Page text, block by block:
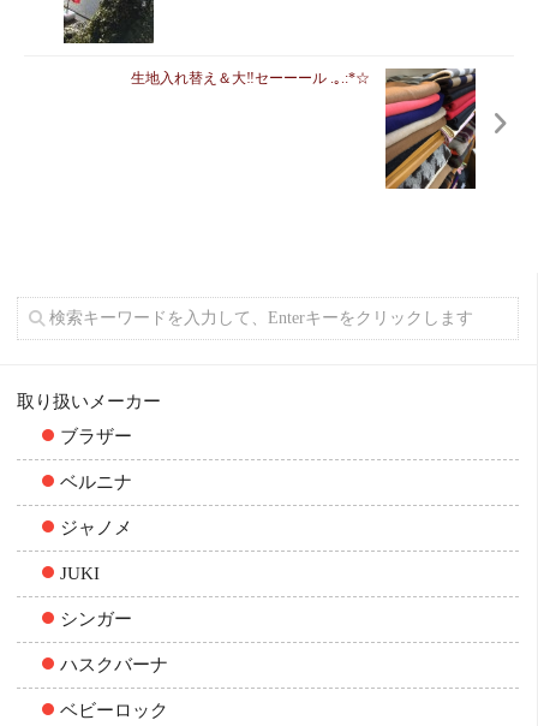
生地入れ替え＆大‼︎セーーール .｡.:*☆
取り扱いメーカー
ブラザー
ベルニナ
ジャノメ
JUKI
シンガー
ハスクバーナ
ベビーロック